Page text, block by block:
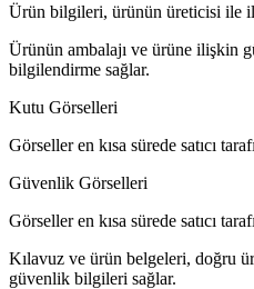
Ürün bilgileri, ürünün üreticisi ile
Ürünün ambalajı ve ürüne ilişkin
bilgilendirme sağlar.
Kutu Görselleri
Görseller en kısa sürede satıcı
Güvenlik Görselleri
Görseller en kısa sürede satıcı
Kılavuz ve ürün belgeleri, doğru
güvenlik bilgileri sağlar.